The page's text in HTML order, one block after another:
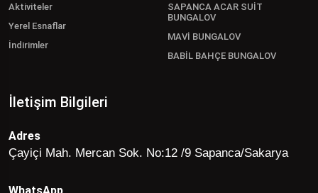
Aktiviteler
Yerel Esnaflar
İndirimler
SAPANCA ACAR SUİT
BUNGALOV
MAVİ BUNGALOV
BABİL BAHÇE BUNGALOV
İletişim Bilgileri
Adres
Çayiçi Mah. Mercan Sok. No:12 /9 Sapanca/Sakarya